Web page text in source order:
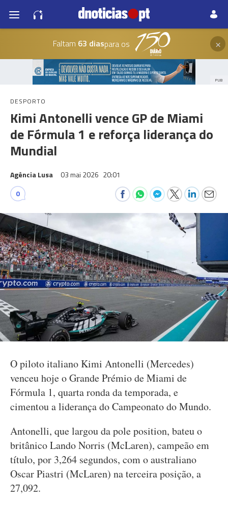
Faltam 63 diaspara os ×
PUB
DESPORTO
Kimi Antonelli vence GP de Miami
de Fórmula 1 e reforça liderança do
Mundial
Agência Lusa 03 mai 2026 20:01
0
O piloto italiano Kimi Antonelli (Mercedes)
venceu hoje o Grande Prémio de Miami de
Fórmula 1, quarta ronda da temporada, e
cimentou a liderança do Campeonato do Mundo.
Antonelli, que largou da pole position, bateu o
britânico Lando Norris (McLaren), campeão em
título, por 3,264 segundos, com o australiano
Oscar Piastri (McLaren) na terceira posição, a
27,092.